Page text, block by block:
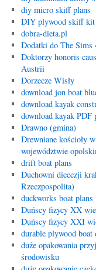
diy micro skiff plans
DIY plywood skiff kit
dobra-dieta.pl
Dodatki do The Sims
Doktorzy honoris
Austrii
Dorzecze Wisły
download jon boat
download kayak
download kayak PDF
Drawno (gmina)
Drewniane kościoły w
województwie
drift boat plans
Duchowni diecezji
Rzeczpospolita)
duckworks boat plans
Duńscy fizycy XX
Duńscy fizycy XXI
durable plywood boat
duże opakowania
środowisku